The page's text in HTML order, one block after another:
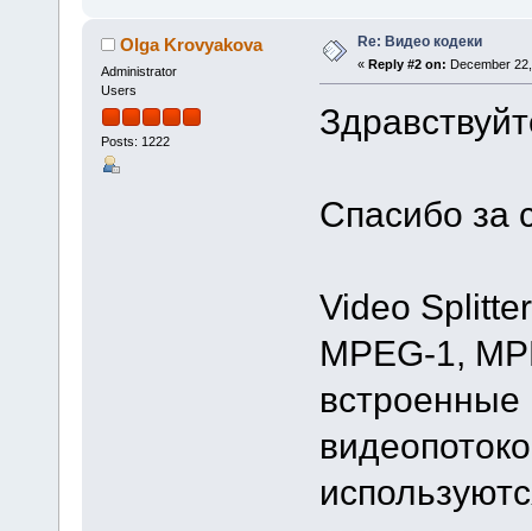
Olga Krovyakova
Administrator
Users
Posts: 1222
Re: Видео кодеки
« Reply #2 on: December
Спасибо за
Video
MPEG-1,
встроенные